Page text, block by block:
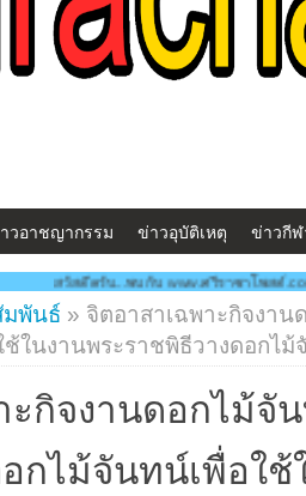
วอาชญากรรม ข่าวอุบัติเหตุ ข่าวกี
พบกับ www.ศรีราชาโพสต์.com โฉมใหม่!! "สร้า
พันธ์ » จิตอาสาเฉพาะกิจงา
ในงานพระราชพิธีวางดอกไม้
ะกิจงานดอกไม้จั
กไม้จันทน์เพื่อใ